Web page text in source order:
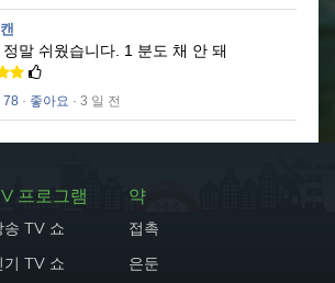
정말 쉬웠습니다. 1 분도 채 안 돼
78 · 좋아요 · 3 일 전
프로그램
송 TV 쇼
기 TV 쇼
약
접촉
은둔